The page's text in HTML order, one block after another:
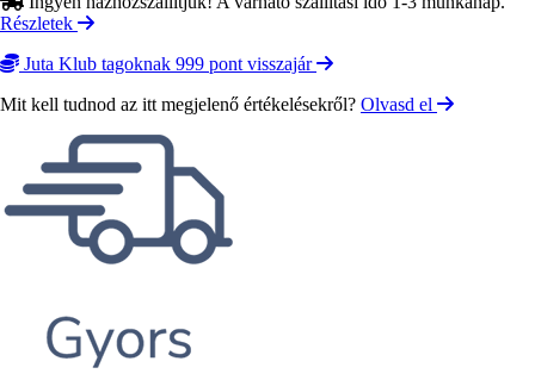
Részletek
Juta Klub tagoknak 999 pont visszajár
Mit kell tudnod az itt megjelenő értékelésekről? Olvasd el